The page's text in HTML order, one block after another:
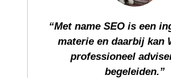
“Met name SEO is een
materie en daarbij kan
professioneel
begeleiden.”